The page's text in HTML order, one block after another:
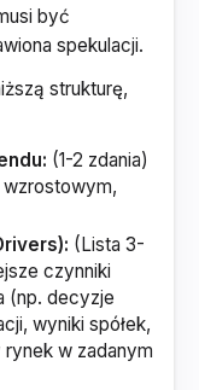
być
spekulacji.
strukturę,
(1-2 zdania)
(Lista 3-
czynniki
(np. decyzje
wyniki spółek,
rynek w zadanym